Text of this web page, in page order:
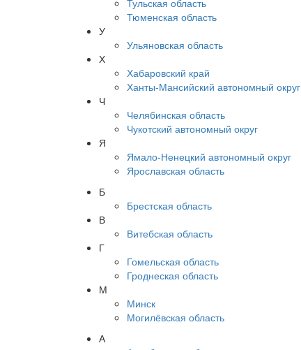
Тульская область
Тюменская область
У
Ульяновская область
Х
Хабаровский край
Ханты-Мансийский автономный округ
Ч
Челябинская область
Чукотский автономный округ
Я
Ямало-Ненецкий автономный округ
Ярославская область
Б
Брестская область
В
Витебская область
Г
Гомельская область
Гроднеская область
М
Минск
Могилёвская область
А